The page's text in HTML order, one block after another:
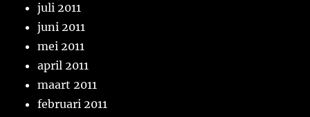
juli 2011
juni 2011
mei 2011
april 2011
maart 2011
februari 2011